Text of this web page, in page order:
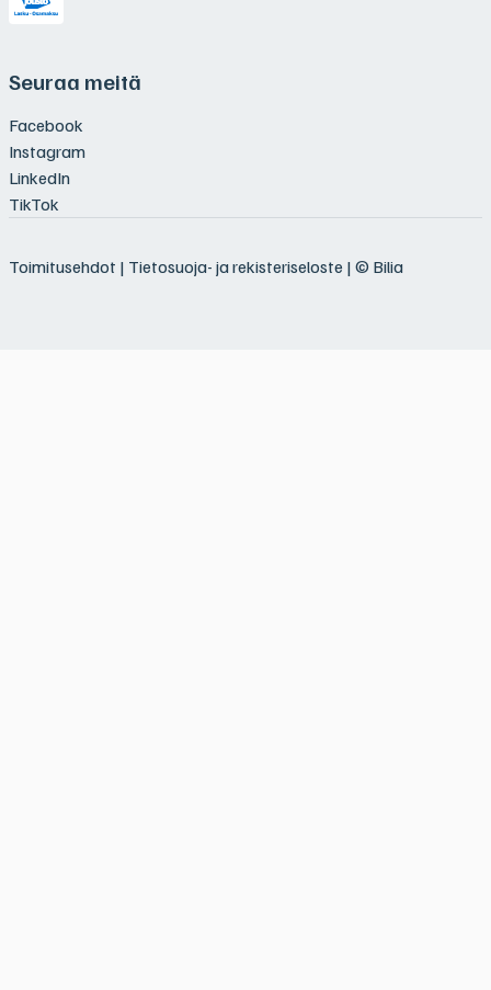
Seuraa meitä
Facebook
Instagram
LinkedIn
TikTok
Toimitusehdot | Tietosuoja- ja rekisteriseloste | © Bilia